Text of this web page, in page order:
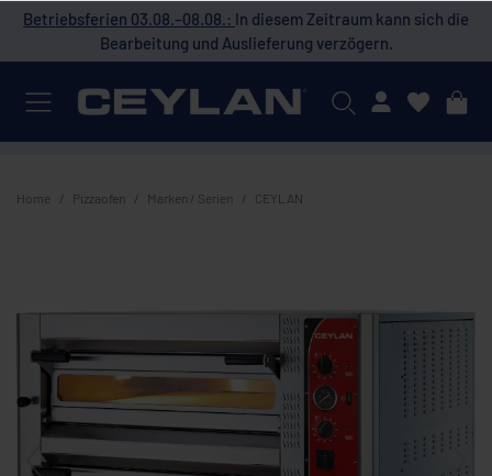
Betriebsferien 03.08.–08.08.: In diesem Zeitraum kann sich die
Bearbeitung und Auslieferung verzögern.
Mein Konto
Home Pizzaofen Marken / Serien CEYLAN